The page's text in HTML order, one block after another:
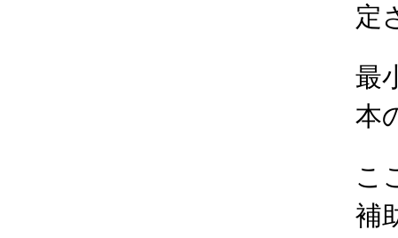
定
最
本
こ
補